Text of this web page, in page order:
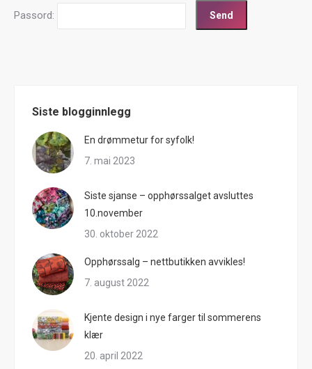
Passord:
Siste blogginnlegg
En drømmetur for syfolk!
7. mai 2023
Siste sjanse – opphørssalget avsluttes
10.november
30. oktober 2022
Opphørssalg – nettbutikken avvikles!
7. august 2022
Kjente design i nye farger til sommerens
klær
20. april 2022